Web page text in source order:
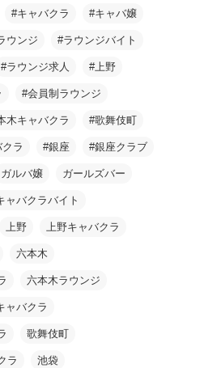
#キャバクラ #キャバ嬢
ウンジ #ラウンジバイト
#ラウンジ求人 #上野
#会員制ラウンジ
木キャバクラ #歌舞伎町
ラ #銀座 #銀座クラブ
ガルバ嬢 ガールズバー
ャバクラバイト
上野 上野キャバクラ
六本木
六本木ラウンジ
ャバクラ
歌舞伎町
ラ 池袋